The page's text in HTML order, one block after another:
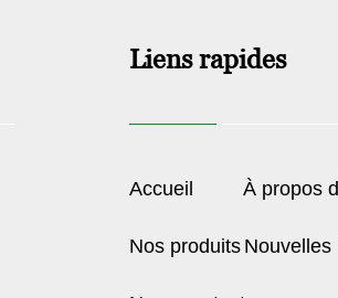
Liens rapides
Accueil À propos
Nos produits Nouvelles